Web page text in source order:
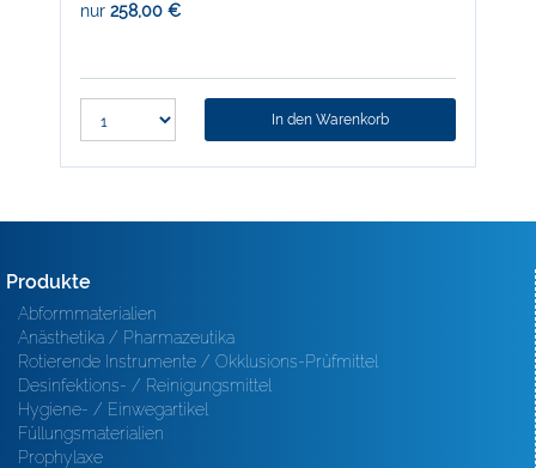
nur 258,00 €
In den Warenkorb
Produkte
Abformmaterialien
Anästhetika / Pharmazeutika
Rotierende Instrumente / Okklusions-Prüfmittel
Desinfektions- / Reinigungsmittel
Hygiene- / Einwegartikel
Füllungsmaterialien
Prophylaxe